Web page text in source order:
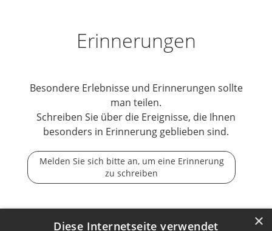
Erinnerungen
Besondere Erlebnisse und Erinnerungen sollte
man teilen.
Schreiben Sie über die Ereignisse, die Ihnen
besonders in Erinnerung geblieben sind.
Melden Sie sich bitte an, um eine Erinnerung
zu schreiben
×
Diese Internetseite verwendet